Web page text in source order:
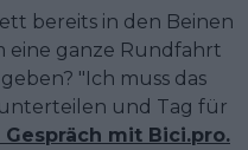
bereits in den Beinen
eine ganze Rundfahrt
"Ich muss das
und Tag für
mit Bici.pro.